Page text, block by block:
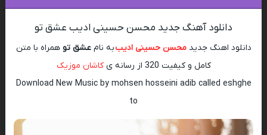
دانلود آهنگ جدید محسن حسینی ادیب عشق تو‌
دانلود اهنگ جدیدمحسن حسینی ادیببه نامعشق تو‌ همراه با متن
کامل و کیفیت 320 از رسانه ی
کاشان موزیک
Download New Music by mohsen hosseini adib called eshghe
to